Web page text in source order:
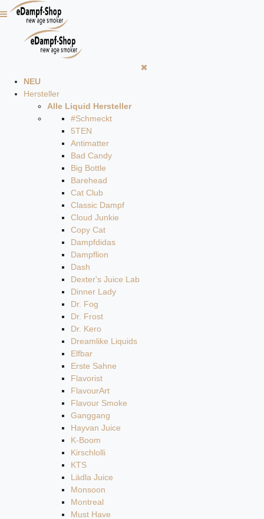
NEU
Hersteller
Alle Liquid Hersteller
#Schmeckt
5TEN
Antimatter
Bad Candy
Big Bottle
Barehead
Cat Club
Classic Dampf
Cloud Junkie
Copy Cat
Dampfdidas
Dampflion
Dash
Dexter's Juice Lab
Dinner Lady
Dr. Fog
Dr. Frost
Dr. Kero
Dreamlike Liquids
Elfbar
Erste Sahne
Flavorist
FlavourArt
Flavour Smoke
Ganggang
Hayvan Juice
K-Boom
Kirschlolli
KTS
Lädla Juice
Monsoon
Montreal
Must Have